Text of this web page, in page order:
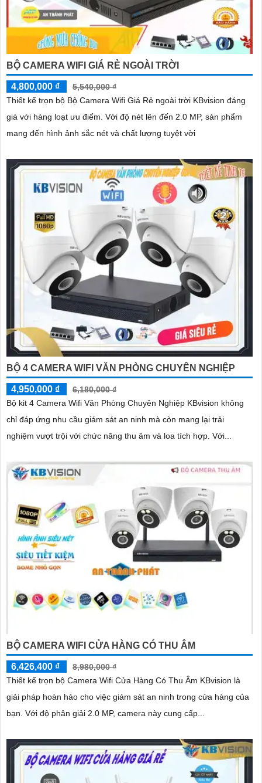
BỘ CAMERA WIFI GIÁ RẺ NGOÀI TRỜI
4,800,000 ₫
5,540,000 ₫
Thiết kế trọn bộ Bộ Camera Wifi Giá Rẻ ngoài trời KBvision đáng
giá với hàng loạt ưu điểm. Với độ nét lên đến 2.0 MP, sản phẩm
mang đến hình ảnh sắc nét và chất lượng tuyệt vời
BỘ 4 CAMERA WIFI VĂN PHÒNG CHUYÊN NGHIỆP
4,950,000 ₫
6,180,000 ₫
Bộ kit 4 Camera Wifi Văn Phòng Chuyên Nghiệp KBvision không
chỉ đáp ứng nhu cầu giám sát an ninh mà còn mang lại trải
nghiệm vượt trội với chức năng thu âm và loa tích hợp. Với...
BỘ CAMERA WIFI CỬA HÀNG CÓ THU ÂM
6,426,400 ₫
8,980,000 ₫
Thiết kế trọn bộ Camera Wifi Cửa Hàng Có Thu Âm KBvision là
giải pháp hoàn hảo cho việc giám sát an ninh trong cửa hàng của
bạn. Với độ phân giải 2.0 MP, camera này cung cấp...